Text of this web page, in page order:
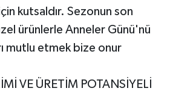
kutsaldır. Sezonun son
ürünlerle Anneler Günü'nü
mutlu etmek bize onur
VE ÜRETİM POTANSİYELİ